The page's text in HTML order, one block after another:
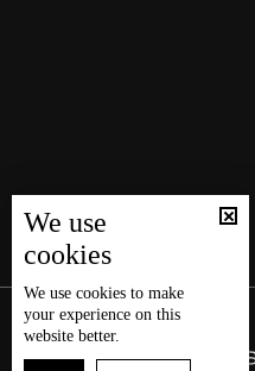
We use
cookies
We use cookies to make
your experience on this
website better.